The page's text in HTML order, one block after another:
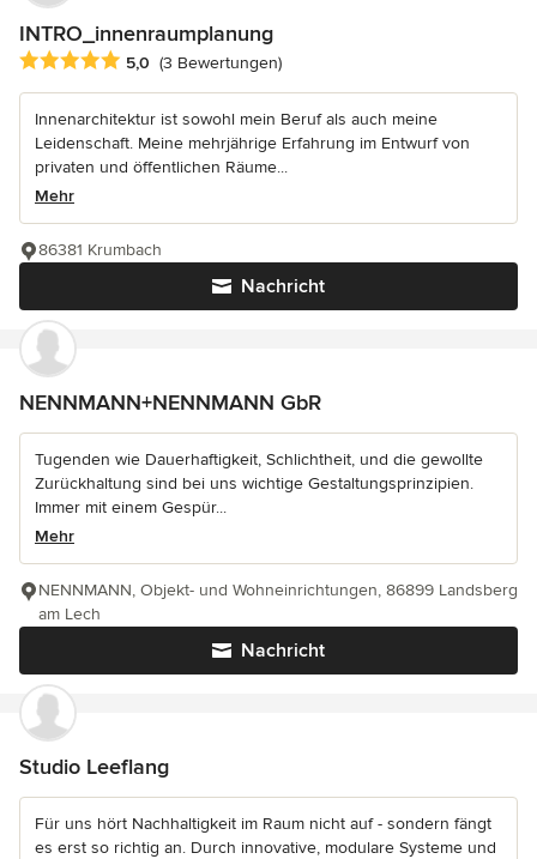
INTRO_innenraumplanung
Durchschnittliche Bewertung: 5 von 5 Sternen
5,0 (3 Bewertungen)
Innenarchitektur ist sowohl mein Beruf als auch meine
Leidenschaft. Meine mehrjährige Erfahrung im Entwurf von
privaten und öffentlichen Räume...
Mehr
Nachricht
86381 Krumbach
NENNMANN+NENNMANN GbR
Tugenden wie Dauerhaftigkeit, Schlichtheit, und die gewollte
Zurückhaltung sind bei uns wichtige Gestaltungsprinzipien.
Immer mit einem Gespür...
Mehr
Nachricht
NENNMANN, Objekt- und Wohneinrichtungen, 86899 Landsberg
am Lech
Studio Leeflang
Für uns hört Nachhaltigkeit im Raum nicht auf - sondern fängt
es erst so richtig an. Durch innovative, modulare Systeme und